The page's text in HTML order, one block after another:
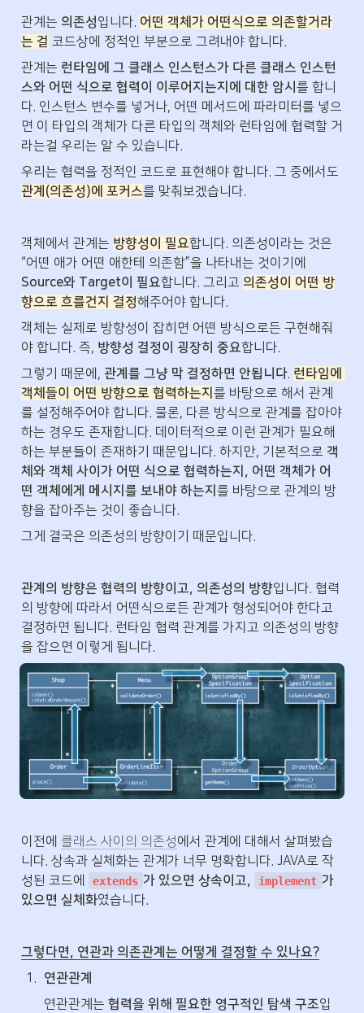
관계는 의존성입니다. 어떤 객체가 어떤식으로 의존할거라
는 걸 코드상에 정적인 부분으로 그려내야 합니다.
관계는 런타임에 그 클래스 인스턴스가 다른 클래스 인스턴
스와 어떤 식으로 협력이 이루어지는지에 대한 암시 를 합니
다. 인스턴스 변수를 넣거나, 어떤 메서드에 파라미터를 넣으
면 이 타입의 객체가 다른 타입의 객체와 런타임에 협력할 거
라는걸 우리는 알 수 있습니다.
관계(의존성)에 포커스를 맞춰보겠습니다.
객체에서 관계는 방향성이 필요합니다. 의존성이라는 것은
Source와 Target이 필요합니다. 그리고 의존성이 어떤 방
향으로 흐를건지 결정해주어야 합니다.
객체는 실제로 방향성이 잡히면 어떤 방식으로든 구현해줘
야 합니다. 즉, 방향성 결정이 굉장히 중요합니다.
그렇기 때문에, 관계를 그냥 막 결정하면 안됩니다. 런타임에
객체들이 어떤 방향으로 협력하는지 를 바탕으로 해서 관계
를 설정해주어야 합니다. 물론, 다른 방식으로 관계를 잡아야
하는 경우도 존재합니다. 데이터적으로 이런 관계가 필요해
하는 부분들이 존재하기 때문입니다. 하지만, 기본적으로 객
체와 객체 사이가 어떤 식으로 협력하는지, 어떤 객체가 어
떤 객체에게 메시지를 보내야 하는지 를 바탕으로 관계의 방
향을 잡아주는 것이 좋습니다.
그게 결국은 의존성의 방향이기 때문입니다.
관계의 방향은 협력의 방향이고, 의존성의 방향입니다. 협력
의 방향에 따라서 어떤식으로든 관계가 형성되어야 한다고
결정하면 됩니다. 런타임 협력 관계를 가지고 의존성의 방향
을 잡으면 이렇게 됩니다.
이전에 클래스 사이의 의존성에서 관계에 대해서 살펴봤습
니다. 상속과 실체화는 관계가 너무 명확합니다. JAVA로 작
성된 코드에
extends 가 있으면 상속이고, implement 가
있으면 실체화였습니다.
그렇다면, 연관과 의존관계는 어떻게 결정할 수 있나요?
1 .
연관관계
연관관계는 협력을 위해 필요한 영구적인 탐색 구조입